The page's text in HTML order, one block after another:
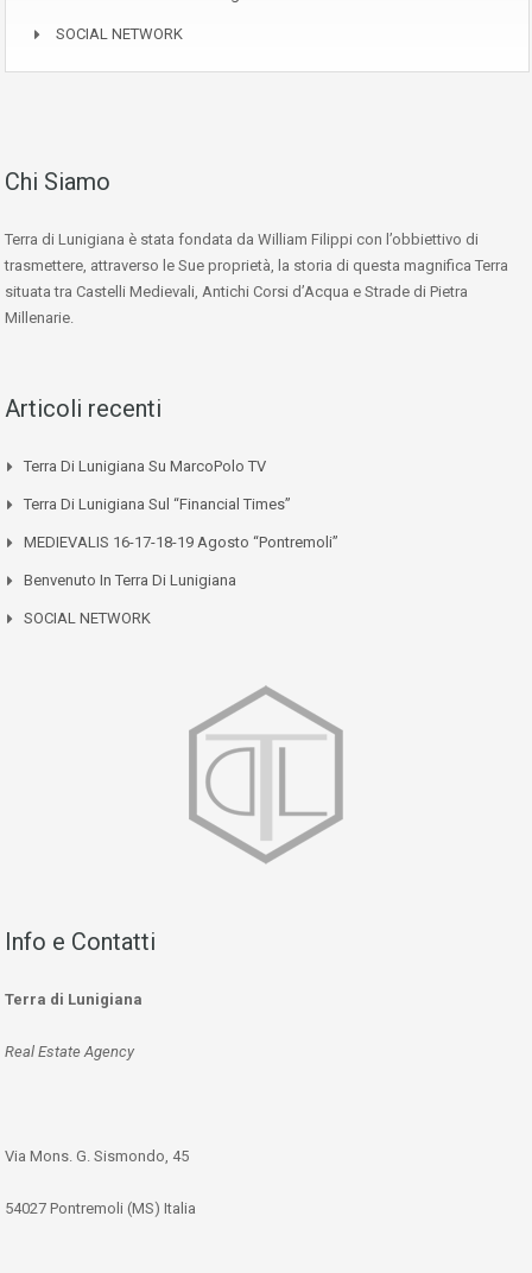
SOCIAL NETWORK
Chi Siamo
Terra di Lunigiana è stata fondata da William Filippi con l’obbiettivo di
trasmettere, attraverso le Sue proprietà, la storia di questa magnifica Terra
situata tra Castelli Medievali, Antichi Corsi d’Acqua e Strade di Pietra
Millenarie.
Articoli recenti
Terra Di Lunigiana Su MarcoPolo TV
Terra Di Lunigiana Sul “Financial Times”
MEDIEVALIS 16-17-18-19 Agosto “Pontremoli”
Benvenuto In Terra Di Lunigiana
SOCIAL NETWORK
Info e Contatti
Terra di Lunigiana
Real Estate Agency
Via Mons. G. Sismondo, 45
54027 Pontremoli (MS) Italia